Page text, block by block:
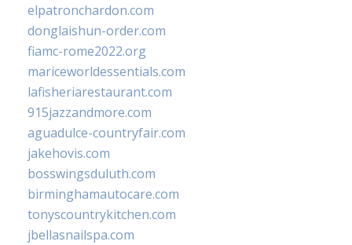
elpatronchardon.com
donglaishun-order.com
fiamc-rome2022.org
mariceworldessentials.com
lafisheriarestaurant.com
915jazzandmore.com
aguadulce-countryfair.com
jakehovis.com
bosswingsduluth.com
birminghamautocare.com
tonyscountrykitchen.com
jbellasnailspa.com